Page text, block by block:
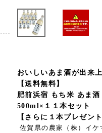
おいしいあま酒が出来
【送料無料】
肥前浜宿 もち米 あま酒
500ml×１１本セット
【さらに１本プレゼント
佐賀県の農家（株）イケ